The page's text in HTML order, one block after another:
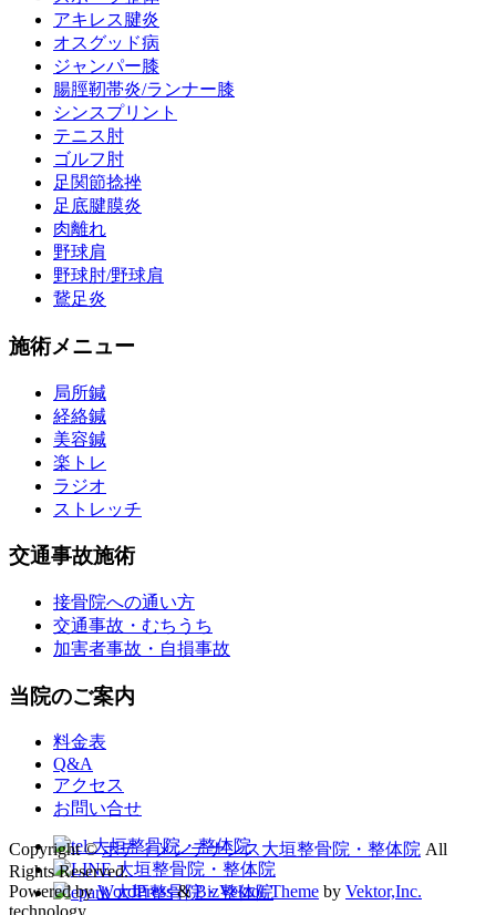
アキレス腱炎
オスグッド病
ジャンパー膝
腸脛靭帯炎/ランナー膝
シンスプリント
テニス肘
ゴルフ肘
足関節捻挫
足底腱膜炎
肉離れ
野球肩
野球肘/野球肩
鵞足炎
施術メニュー
局所鍼
経絡鍼
美容鍼
楽トレ
ラジオ
ストレッチ
交通事故施術
接骨院への通い方
交通事故・むちうち
加害者事故・自損事故
当院のご案内
料金表
Q&A
アクセス
お問い合せ
Copyright ©ボディメンテナンス大垣整骨院・整体院 All
Rights Reserved.
Powered byWordPress&BizVektor Theme by Vektor,Inc.